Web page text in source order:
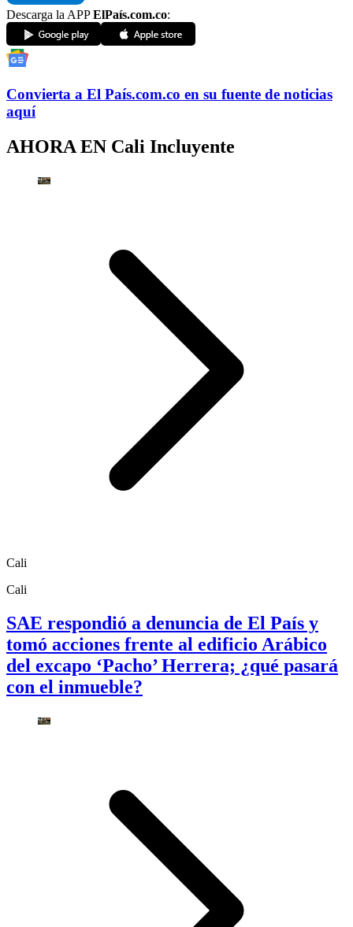
Descarga la APPElPaís.com.co:
Convierta a El País.com.co en su fuente de noticias
aquí
AHORA EN Cali Incluyente
Cali
Cali
SAE respondió a denuncia de El País y
tomó acciones frente al edificio Arábico
del excapo ‘Pacho’ Herrera; ¿qué pasará
con el inmueble?